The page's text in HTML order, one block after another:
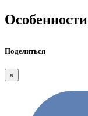
Особенности
Поделиться
×